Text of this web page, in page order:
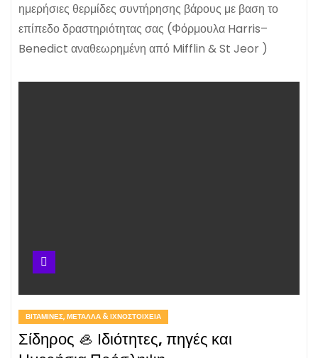
ημερήσιες θερμίδες συντήρησης βάρους με βαση το
επίπεδο δραστηριότητας σας (Φόρμουλα Harris–
Benedict αναθεωρημένη από Mifflin & St Jeor )
ΒΙΤΑΜΊΝΕΣ, ΜΈΤΑΛΛΑ & ΙΧΝΟΣΤΟΙΧΕΊΑ
Σίδηρος 🦪 Ιδιότητες, πηγές και